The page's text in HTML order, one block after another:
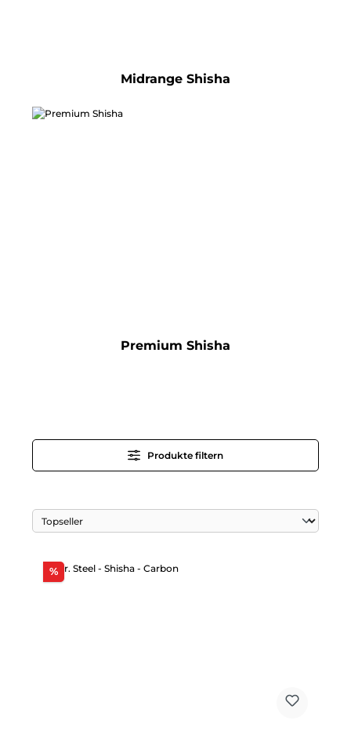
Midrange Shisha
Premium Shisha
Produkte filtern
%Rabatt